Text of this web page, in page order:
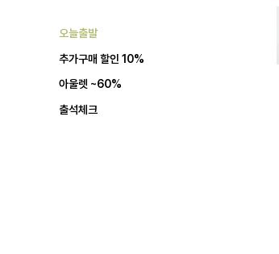
오늘출발
추가구매 할인 10%
아울렛 ~60%
출석체크